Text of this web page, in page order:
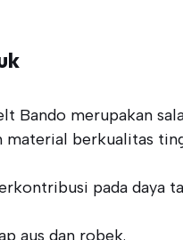
Bando merupakan
material berkualitas
pada daya
aus dan robek.